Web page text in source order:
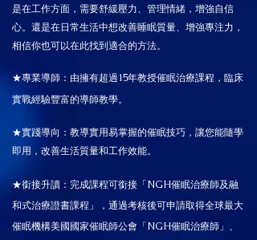
是在工作方面，需要舒緩壓力、管理情緒，增強自信
心。還是在日常生活中想改善睡眠質量、增強專注力，
相信你也可以在此找到適合的方法。​
★專業導師： 由擁有超過15年教授催眠治療課程，臨床
實戰經驗豐富的導師教學。
★實踐導向：教導實用易掌握的催眠技巧，讓您能隨學
即用，改善生活質量和工作效能。
★銜接升讀：完成課程可銜接「NGH催眠治療師及融
和式治療證書課程」，通過考核後可申請取得全球最大
催眠機構美國國家催眠師公會「NGH催眠治療師」 ​、